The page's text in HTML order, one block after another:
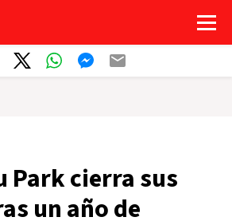
Park cierra sus
un año de